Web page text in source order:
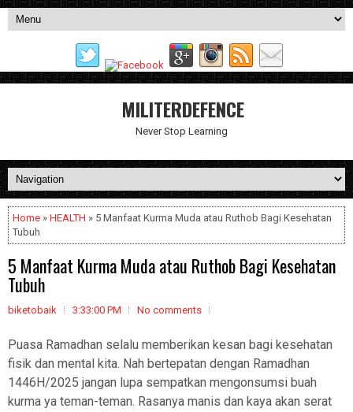
MILITERDEFENCE
Never Stop Learning
Home » HEALTH » 5 Manfaat Kurma Muda atau Ruthob Bagi Kesehatan
Tubuh
5 Manfaat Kurma Muda atau Ruthob Bagi Kesehatan
Tubuh
biketobaik 3:33:00 PM No comments
Puasa Ramadhan selalu memberikan kesan bagi kesehatan
fisik dan mental kita. Nah bertepatan dengan Ramadhan
1446H/2025 jangan lupa sempatkan mengonsumsi buah
kurma ya teman-teman. Rasanya manis dan kaya akan serat